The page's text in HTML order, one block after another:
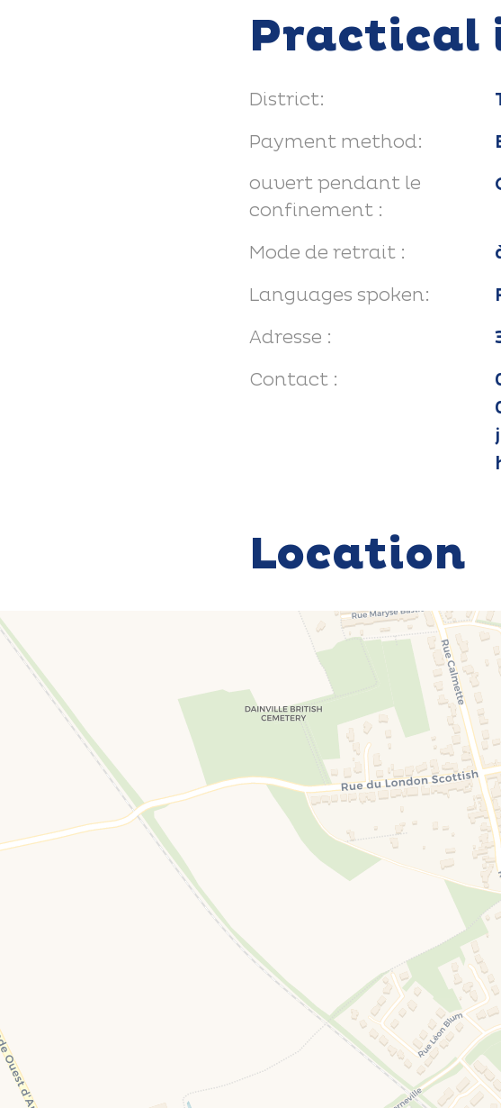
Practical
District:
Payment method:
ouvert pendant le
confinement :
Mode de retrait :
Languages spoken:
Adresse :
Contact :
Location